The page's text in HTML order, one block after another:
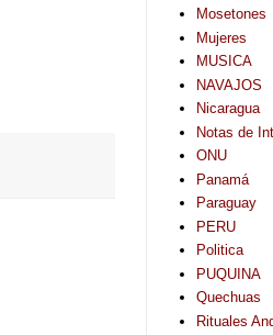
Mosetones
Mujeres
MUSICA
NAVAJOS
Nicaragua
Notas de
ONU
Panamá
Paraguay
PERU
Politica
PUQUINA
Quechuas
Rituales